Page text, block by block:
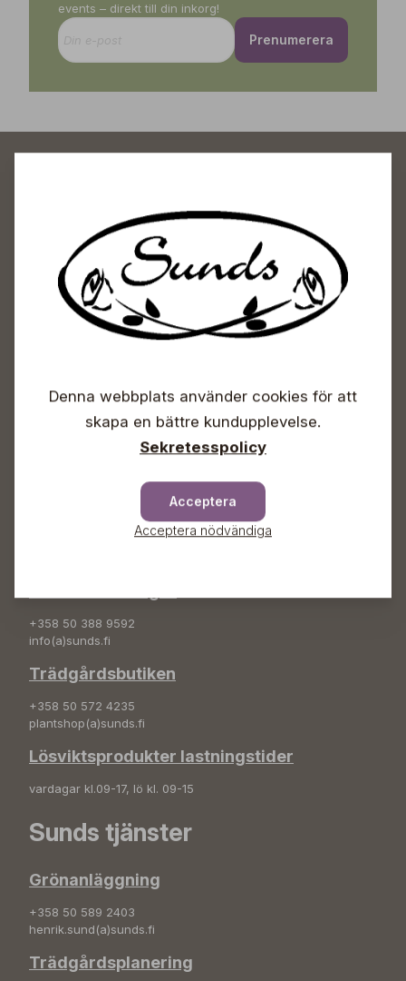
events – direkt till din inkorg!
Prenumerera
Sunds Trädgårdscenter
Öppet
Info & växel
Sunds Trädgård Ab
+358 50 388 9592
info(a)sunds.fi
Trädgårdsbutiken
+358 50 572 4235
plantshop(a)sunds.fi
Lösviktsprodukter lastningstider
vardagar kl.09-17, lö kl. 09-15
Sunds tjänster
Grönanläggning
+358 50 589 2403
henrik.sund(a)sunds.fi
Trädgårdsplanering
Denna webbplats använder cookies för att
skapa en bättre kundupplevelse.
Sekretesspolicy
Acceptera
Acceptera nödvändiga